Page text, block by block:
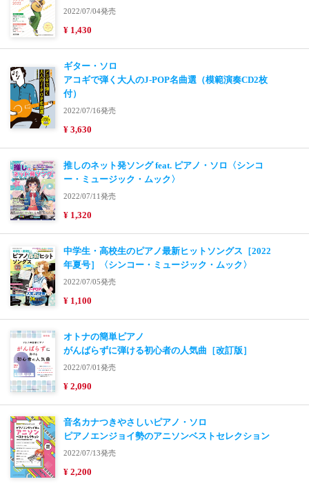
2022/07/04発売
¥ 1,430
ギター・ソロ
アコギで弾く大人のJ-POP名曲選（模範演奏CD2枚
付）
2022/07/16発売
¥ 3,630
推しのネット発ソング feat. ピアノ・ソロ〈シンコ
ー・ミュージック・ムック〉
2022/07/11発売
¥ 1,320
中学生・高校生のピアノ最新ヒットソングス［2022
年夏号］〈シンコー・ミュージック・ムック〉
2022/07/05発売
¥ 1,100
オトナの簡単ピアノ
がんばらずに弾ける初心者の人気曲［改訂版］
2022/07/01発売
¥ 2,090
音名カナつきやさしいピアノ・ソロ
ピアノエンジョイ勢のアニソンベストセレクション
2022/07/13発売
¥ 2,200